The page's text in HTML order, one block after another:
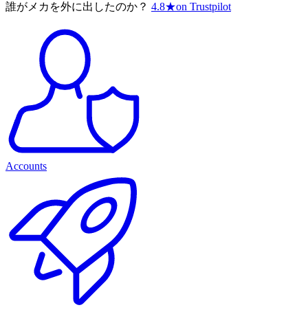
誰がメカを外に出したのか？ 4.8★on Trustpilot
Accounts